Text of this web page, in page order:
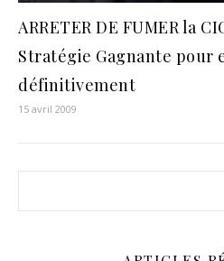
ARRETER DE FUMER la
Stratégie Gagnante pour
définitivement
15 avril 2009